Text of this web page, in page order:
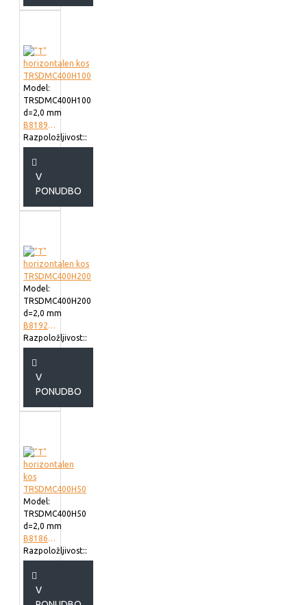
Model:
TRSDMC400H100
d=2,0 mm
B818940
Razpoložljivost::
V
PONUDBO
Model:
TRSDMC400H200
d=2,0 mm
B819240
Razpoložljivost::
V
PONUDBO
Model:
TRSDMC400H50
d=2,0 mm
B818640
Razpoložljivost::
V